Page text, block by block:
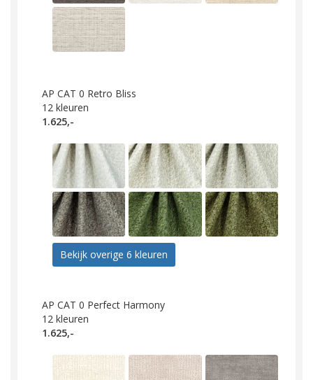
AP CAT 0 Retro Bliss
12 kleuren
1.625,-
Bekijk overige 6 kleuren
AP CAT 0 Perfect Harmony
12 kleuren
1.625,-